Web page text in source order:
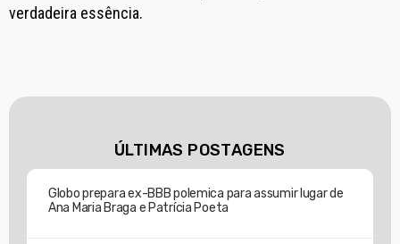
verdadeira essência.
ÚLTIMAS POSTAGENS
Globo prepara ex-BBB polemica para assumir lugar de
Ana Maria Braga e Patrícia Poeta